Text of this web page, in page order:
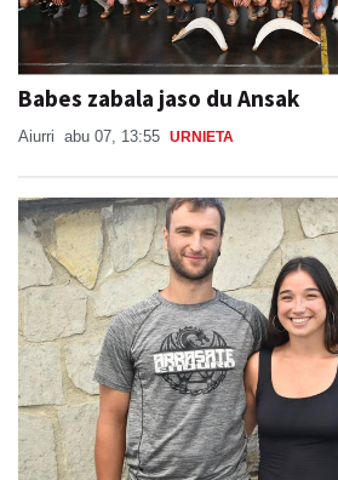
Babes zabala jaso du Ansak
Aiurri abu 07, 13:55 URNIETA